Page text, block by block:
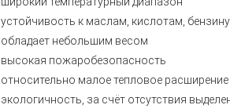
устойчивость к маслам, кислотам, бензину
обладает небольшим весом
высокая пожаробезопасность
относительно малое тепловое расширение
экологичность, за счёт отсутствия